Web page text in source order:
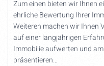
Zum einen bieten wir Ihnen
ehrliche Bewertung Ihrer
Weiteren machen wir Ihnen
auf einer langjährigen
Immobilie aufwerten und
präsentieren…